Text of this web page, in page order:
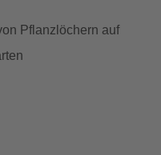
Pflanzlöchern auf